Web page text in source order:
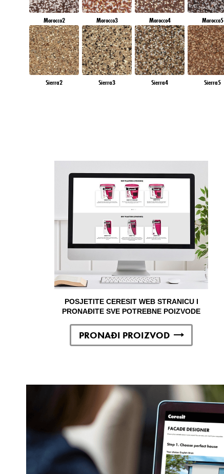
Morocco2 Morocco3 Morocco4 Morocco5
Sierra2 Sierra3 Sierra4 Sierra5
POSJETITE CERESIT WEB STRANICU I
PRONAĐITE SVE POTREBNE POIZVODE
PRONAĐI PROIZVOD